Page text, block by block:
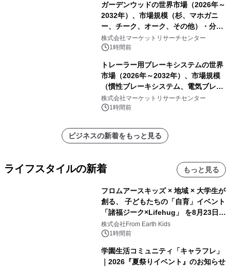
ガーデンウッドの世界市場（2026年～
2032年）、市場規模（杉、マホガニ
ー、チーク、オーク、その他）・分析
レポートを発表
株式会社マーケットリサーチセンター
1時間前
トレーラー用ブレーキシステムの世界
市場（2026年～2032年）、市場規模
（慣性ブレーキシステム、電気ブレー
キシステム、その他）・分析レポート
を発表
株式会社マーケットリサーチセンター
1時間前
ビジネスの新着をもっと見る
ライフスタイルの新着 もっと見る
フロムアースキッズ × 地域 × 大学生が
創る、 子どもたちの「自育」イベント
「諸福ジーク×Lifehug」 を8月23日
(日)開催
株式会社From Earth Kids
1時間前
学園生活コミュニティ「キャラフレ」
｜2026『夏祭りイベント』のお知らせ